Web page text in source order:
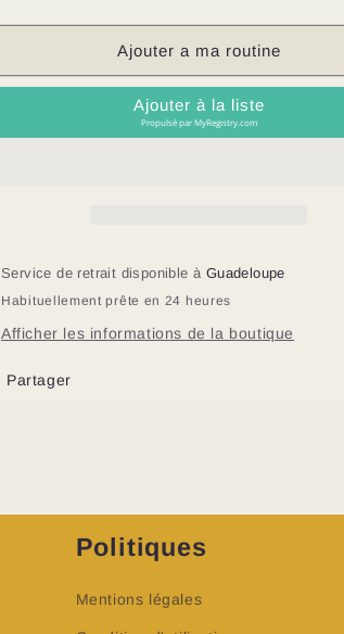
la
quantité
Savon
carotte
la
quantité
de
Savon
carotte
Ajouter a ma routine
Ajouter à la liste
Propulsé parMyRegistry.com
Service de retrait disponible à Guadeloupe
Habituellement prête en 24 heures
Afficher les informations de la boutique
Partager
Politiques
Mentions légales